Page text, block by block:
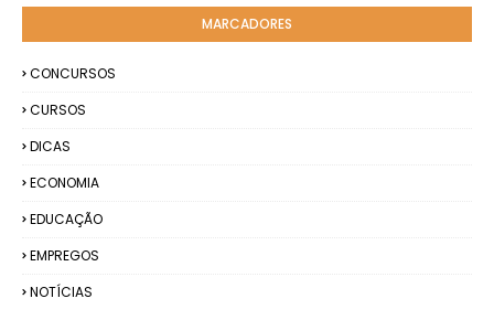
MARCADORES
CONCURSOS
CURSOS
DICAS
ECONOMIA
EDUCAÇÃO
EMPREGOS
NOTÍCIAS